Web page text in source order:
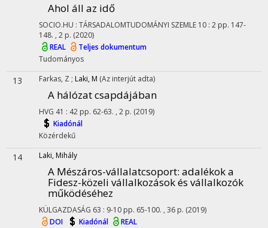
Ahol áll az idő
SOCIO.HU : TÁRSADALOMTUDOMÁNYI SZEMLE 10 : 2 pp. 147-
148. , 2 p. (2020)
REAL
Teljes dokumentum
Tudományos
13 Farkas, Z ; Laki, M (Az interjút adta)
A hálózat csapdájában
HVG 41 : 42 pp. 62-63. , 2 p. (2019)
Kiadónál
Közérdekű
14 Laki, Mihály
A Mészáros-vállalatcsoport: adalékok a
Fidesz-közeli vállalkozások és vállalkozók
működéséhez
KÜLGAZDASÁG 63 : 9-10 pp. 65-100. , 36 p. (2019)
DOI
Kiadónál
REAL